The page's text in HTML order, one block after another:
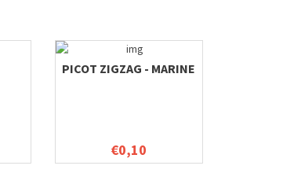
PICOT ZIGZAG - MARINE
€0,10